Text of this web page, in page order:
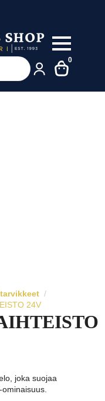
0
24V
joka suojaa